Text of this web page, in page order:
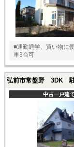
■通勤通学、買い物に
車3台可
弘前市常盤野 3DK 駐
中古一戸建て